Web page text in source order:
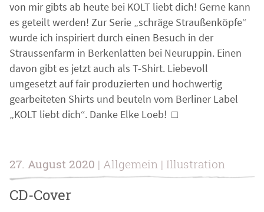
von mir gibts ab heute bei KOLT liebt dich! Gerne kann
es geteilt werden! Zur Serie „schräge Straußenköpfe“
wurde ich inspiriert durch einen Besuch in der
Straussenfarm in Berkenlatten bei Neuruppin. Einen
davon gibt es jetzt auch als T-Shirt. Liebevoll
umgesetzt auf fair produzierten und hochwertig
gearbeiteten Shirts und beuteln vom Berliner Label
„KOLT liebt dich“. Danke Elke Loeb! □
27. August 2020 | Allgemein | Illustration
CD-Cover